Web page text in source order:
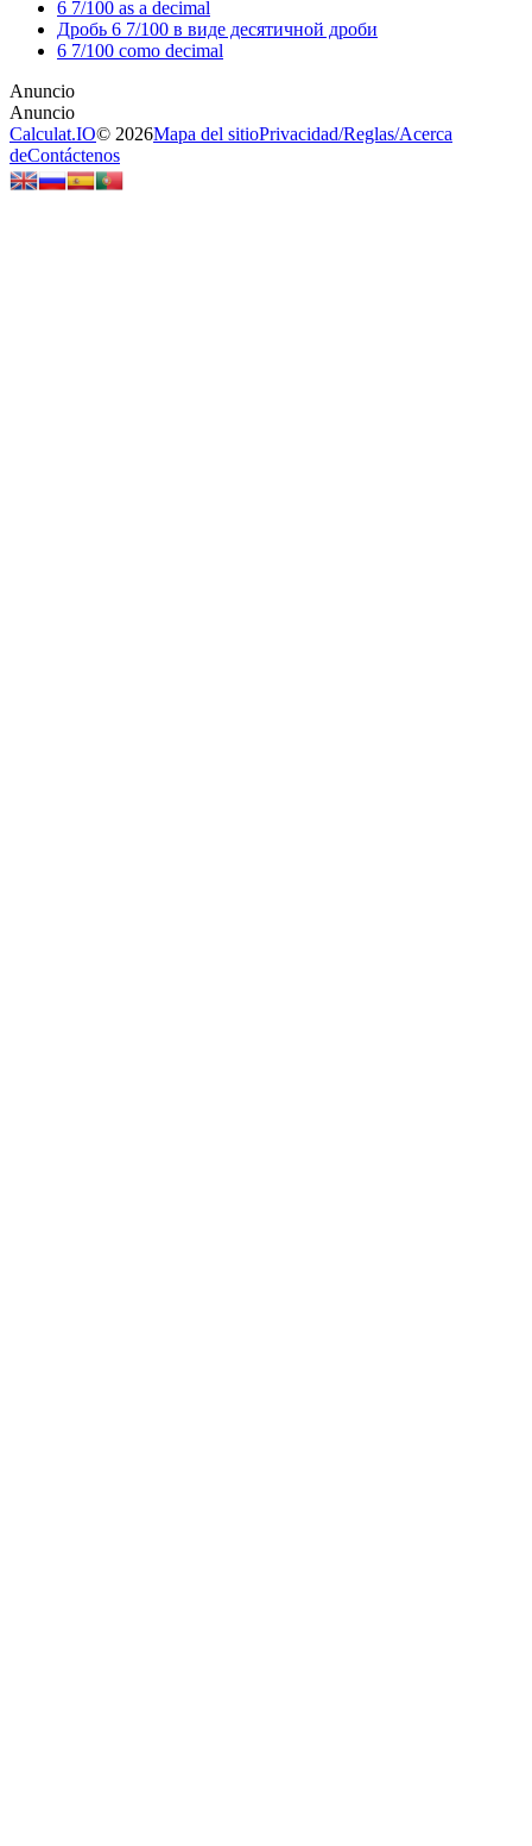
6 7/100 as a decimal
Дробь 6 7/100 в виде десятичной дроби
6 7/100 como decimal
Calculat.IO© 2026Mapa del sitioPrivacidad/Reglas/Acerca
deContáctenos